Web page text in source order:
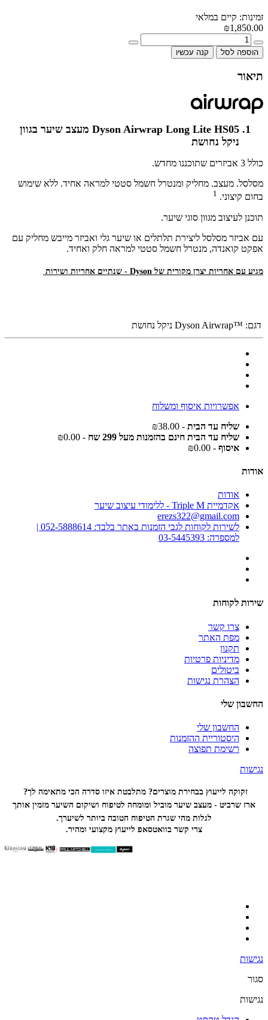
זמינות: קיים במלאי
₪1,850.00
הוספה לסל קנה עכשיו
תיאור
Dyson Airwrap Long Lite HS05 מעצב שיער בגוון
ניקל נחושת
כולל 3 אביזרים שתוכננו מחדש.
מסלסל. מעצב. מחליק ומנטרל חשמל סטטי למראה אחיד. ללא שימוש
בחום קיצוני. 1
תוכנן לעיצוב מגוון סוגי שיער.
עם אביזר מסלסל ליצירת תלתלים או שיער גלי ואביזר מייבש מחליק עם
אפקט קואנדה, מנטרל חשמל סטטי למראה חלק ואחיד.
מגיע עם אחריות יצרן מקורית של Dyson - שנתיים אחריות ושירות
דגם: ™Dyson Airwrap ניקל נחושת
אפשרויות איסוף ומשלוח
שליח עד הבית - ₪38.00
שליח עד הבית חינם בהזמנות מעל 299 שח
- ₪0.00
איסוף - ₪0.00
אודות
אודות
אקדמיית Triple M - ללימודי עיצוב שיער
erezs322@gmail.com
לשירות לקוחות לגבי הזמנות באתר בלבד: 052-5888614 |
למספרה: 03-5445393
שירות לקוחות
צרו קשר
מפת האתר
תקנון
מדיניות פרטיות
ביטולים
הצהרת נגישות
החשבון שלי
החשבון שלי
היסטוריית ההזמנות
רשימת תפוצה
נגישות
זקוקה לייעוץ בבחירת מוצרים? מתלבטת איזו סדרה הכימתאימה לך?
ארז שרביט - מעצב שיער מוביל ומומחה לטיפוח ושיקום השיער מזמין אותך
לגלות מהי שגרת הטיפוח הטובה ביותר לשיערך.
צרי קשר בוואטסאפ לייעוץ מקצועי ומהיר.
נגישות
סגור
נגישות